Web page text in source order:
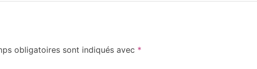
obligatoires sont indiqués avec *